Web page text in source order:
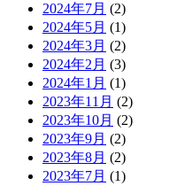
2024年7月 (2)
2024年5月 (1)
2024年3月 (2)
2024年2月 (3)
2024年1月 (1)
2023年11月 (2)
2023年10月 (2)
2023年9月 (2)
2023年8月 (2)
2023年7月 (1)